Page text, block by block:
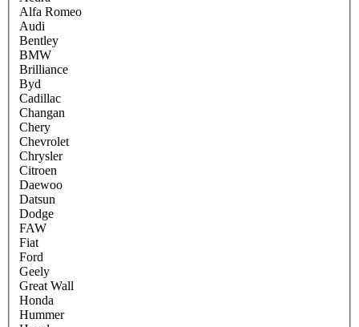
Alfa Romeo
Audi
Bentley
BMW
Brilliance
Byd
Cadillac
Changan
Chery
Chevrolet
Chrysler
Citroen
Daewoo
Datsun
Dodge
FAW
Fiat
Ford
Geely
Great Wall
Honda
Hummer